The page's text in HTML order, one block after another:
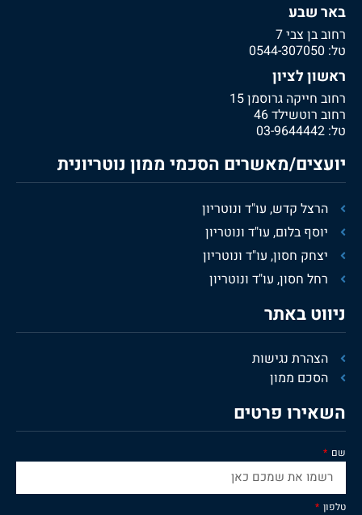
באר שבע
רחוב בן צבי 7
טל:0544-307050
ראשון לציון
רחוב חייקה גרוסמן 15
רחוב רוטשילד 46
טל:03-9644442
יועצים/מאשרים הסכמי ממון נוטריונית
הרצל קדש, עו"ד ונוטריון
יוסף בלום, עו"ד ונוטריון
יצחק חסון, עו"ד ונוטריון
רחל חסון, עו"ד ונוטריון
ניווט באתר
הצהרת נגישות
הסכם ממון
השאירו פרטים
טלפון